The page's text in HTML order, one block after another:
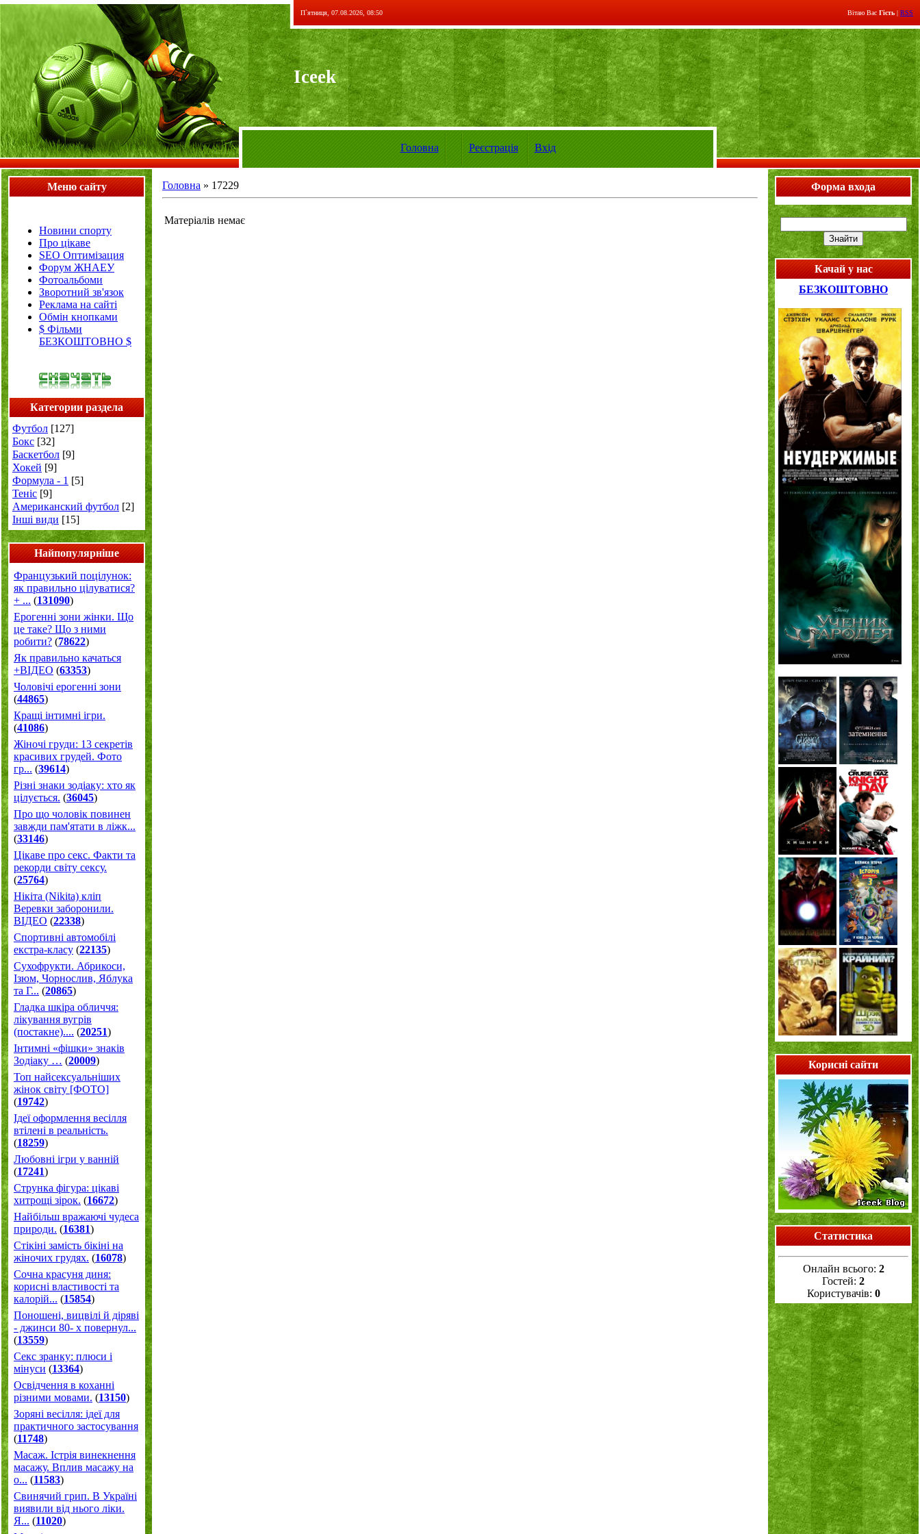
П`ятниця, 07.08.2026, 08:50 Вітаю Вас Гість | RSS
Iceek
Головна Реєстрація Вхід
Меню сайту
Новини спорту
Про цікаве
SEO Оптимізация
Форум ЖНАЕУ
Фотоальбоми
Зворотний зв'язок
Реклама на сайті
Обмін кнопками
$ Фільми
БЕЗКОШТОВНО $
Категории раздела
Футбол [127]
Бокс [32]
Баскетбол [9]
Хокей [9]
Формула - 1 [5]
Теніс [9]
Американский футбол [2]
Інші види [15]
Найпопулярніше
Французький поцілунок:
як правильно цілуватися?
+ ... (131090)
Ерогенні зони жінки. Що
це таке? Що з ними
робити? (78622)
Як правильно качаться
+ВІДЕО (63353)
Чоловічі ерогенні зони
(44865)
Кращі інтимні ігри.
(41086)
Жіночі груди: 13 секретів
красивих грудей. Фото
гр... (39614)
Різні знаки зодіаку: хто як
цілується. (36045)
Про що чоловік повинен
завжди пам'ятати в ліжк...
(33146)
Цікаве про секс. Факти та
рекорди світу сексу.
(25764)
Нікіта (Nikita) кліп
Веревки заборонили.
ВІДЕО (22338)
Спортивні автомобілі
екстра-класу (22135)
Cухофрукти. Абрикоси,
Ізюм, Чорнослив, Яблука
та Г... (20865)
Гладка шкіра обличчя:
лікування вугрів
(постакне).... (20251)
Інтимні «фішки» знаків
Зодіаку … (20009)
Топ найсексуальніших
жінок світу [ФОТО]
(19742)
Ідеї оформлення весілля
втілені в реальність.
(18259)
Любовні ігри у ванній
(17241)
Струнка фігура: цікаві
хитрощі зірок. (16672)
Найбільш вражаючі чудеса
природи. (16381)
Стікіні замість бікіні на
жіночих грудях. (16078)
Сочна красуня диня:
корисні властивості та
калорій... (15854)
Поношені, вицвілі й діряві
- джинси 80- х повернул...
(13559)
Секс зранку: плюси і
мінуси (13364)
Освідчення в коханні
різними мовами. (13150)
Зоряні весілля: ідеї для
практичного застосування
(11748)
Масаж. Істрія винекнення
масажу. Вплив масажу на
о... (11583)
Свинячий грип. В Україні
виявили від нього ліки.
Я... (11020)
Головна » 17229
Матеріалів немає
Форма входа
Качай у нас
БЕЗКОШТОВНО
Корисні сайти
Статистика
Онлайн всього: 2
Гостей: 2
Користувачів: 0